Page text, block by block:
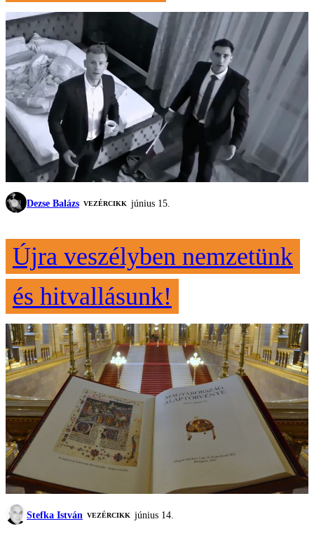
Dezse Balázs VEZÉRCIKK június 15.
Újra veszélyben nemzetünk
és hitvallásunk!
Stefka István VEZÉRCIKK június 14.